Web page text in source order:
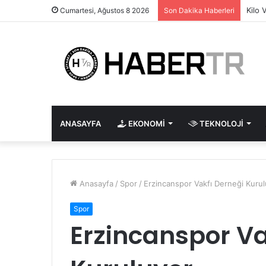
Cumartesi, Ağustos 8 2026 Son Dakika Haberleri Kilo
ANASAYFA EKONOMI TEKNOLOJI
Anasayfa / Spor / Erzincanspor Vakfı Derneği
Spor
Erzincanspor